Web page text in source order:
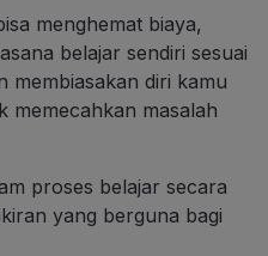
menghemat biaya,
belajar sendiri sesuai
membiasakan diri kamu
memecahkan masalah
proses belajar secara
yang berguna bagi